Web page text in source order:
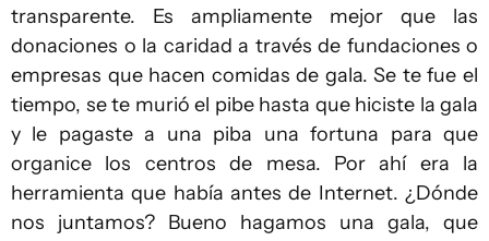
transparente. Es ampliamente mejor que las
donaciones o la caridad a través de fundaciones o
empresas que hacen comidas de gala. Se te fue el
tiempo, se te murió el pibe hasta que hiciste la gala
y le pagaste a una piba una fortuna para que
organice los centros de mesa. Por ahí era la
herramienta que había antes de Internet. ¿Dónde
nos juntamos? Bueno hagamos una gala, que